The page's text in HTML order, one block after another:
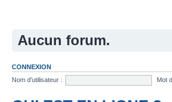
Aucun forum.
CONNEXION
Nom d’utilisateur :
Mot